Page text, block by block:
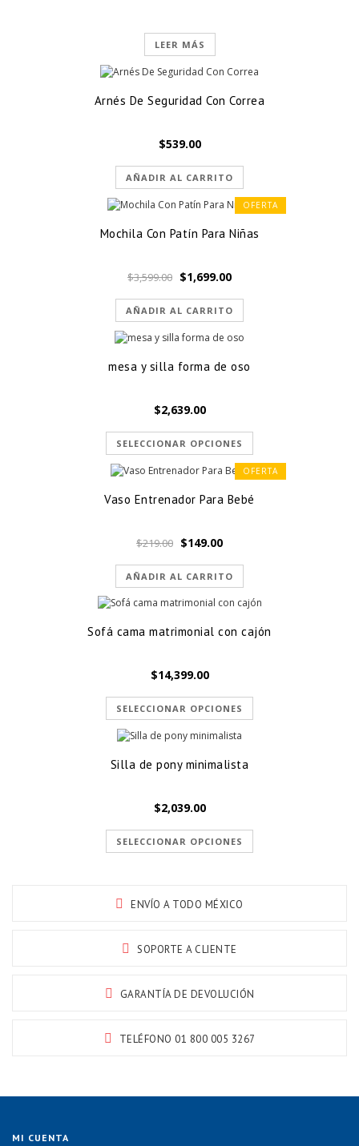
LEER MÁS
Arnés De Seguridad Con Correa
$539.00
AÑADIR AL CARRITO
OFERTA
Mochila Con Patín Para Niñas
$3,599.00 El
original
era:
$3,599.00.
$1,699.00El
actual
es:
$1,699.00.
AÑADIR AL CARRITO
mesa y silla forma de oso
$2,639.00
SELECCIONAR OPCIONES
OFERTA
Vaso Entrenador Para Bebé
$219.00 El
original
era:
$219.00.
$149.00El
actual
es:
$149.00.
AÑADIR AL CARRITO
Sofá cama matrimonial con cajón
$14,399.00
SELECCIONAR OPCIONES
Silla de pony minimalista
$2,039.00
SELECCIONAR OPCIONES
ENVÍO A TODO MÉXICO
SOPORTE A CLIENTE
GARANTÍA DE DEVOLUCIÓN
TELÉFONO 01 800 005 3267
MI CUENTA